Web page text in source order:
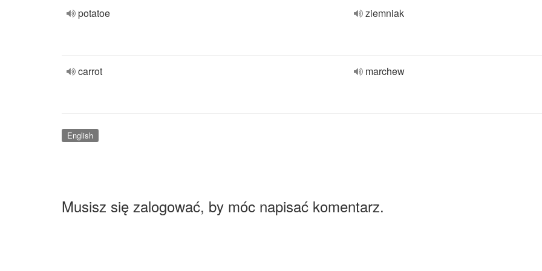
potatoe ziemniak
carrot marchew
English
Musisz się zalogować, by móc napisać komentarz.